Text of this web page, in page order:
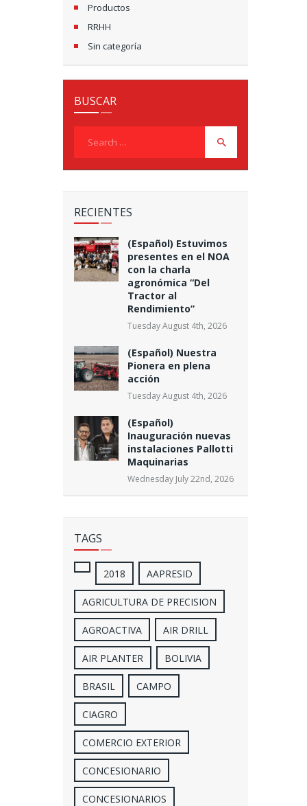
Productos
RRHH
Sin categoría
BUSCAR
RECIENTES
(Español) Estuvimos
presentes en el NOA
con la charla
agronómica “Del
Tractor al
Rendimiento”
Tuesday August 4th, 2026
(Español) Nuestra
Pionera en plena
acción
Tuesday August 4th, 2026
(Español)
Inauguración nuevas
instalaciones Pallotti
Maquinarias
Wednesday July 22nd, 2026
TAGS
2018 AAPRESID
AGRICULTURA DE PRECISION
AGROACTIVA AIR DRILL
AIR PLANTER BOLIVIA
BRASIL CAMPO
CIAGRO
COMERCIO EXTERIOR
CONCESIONARIO
CONCESIONARIOS